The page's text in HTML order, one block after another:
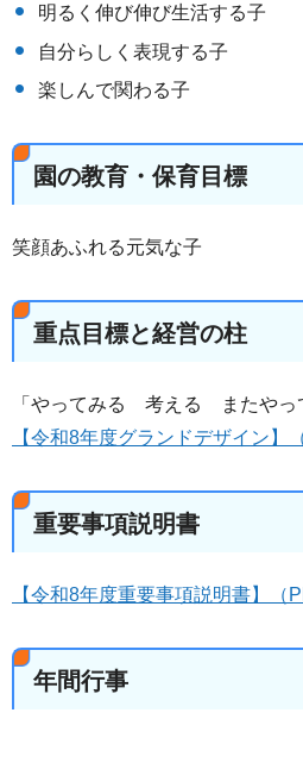
明るく伸び伸び生活する子
自分らしく表現する子
楽しんで関わる子
園の教育・保育目標
笑顔あふれる元気な子
重点目標と経営の柱
「やってみる 考える またやっ
【令和8年度グランドデザイン】
重要事項説明書
【令和8年度重要事項説明書】（
年間行事